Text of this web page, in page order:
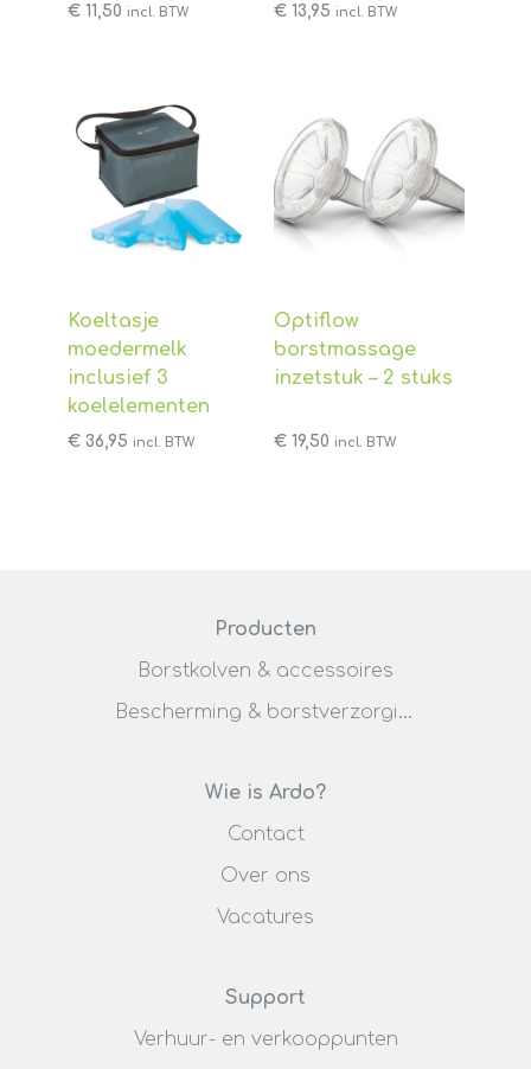
€11,50 incl. BTW €13,95 incl. BTW
Koeltasje
moedermelk
inclusief 3
koelelementen
€36,95 incl. BTW
Optiflow
borstmassage
inzetstuk – 2 stuks
€19,50 incl. BTW
Producten
Borstkolven & accessoires
Bescherming & borstverzorging
Wie is Ardo?
Contact
Over ons
Vacatures
Support
Verhuur- en verkooppunten